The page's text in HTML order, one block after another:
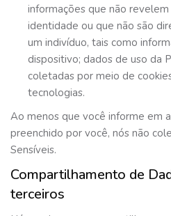
informações que não
identidade ou que não são
um indivíduo, tais como
dispositivo; dados de uso da
coletadas por meio de
tecnologias.
Ao menos que você informe em
preenchido por você, nós não
Sensíveis.
Compartilhamento de
terceiros